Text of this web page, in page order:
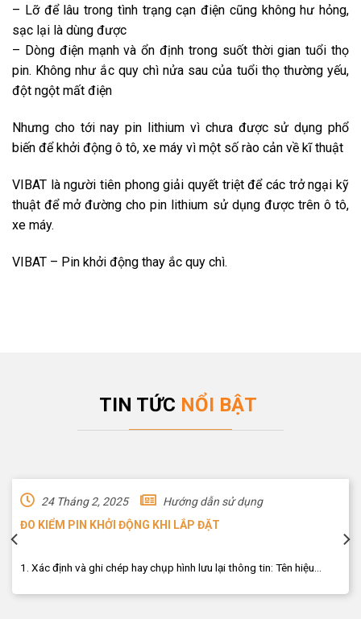
– Lỡ để lâu trong tình trạng cạn điện cũng không hư hỏng,
sạc lại là dùng được
– Dòng điện mạnh và ổn định trong suốt thời gian tuổi thọ
pin. Không như ắc quy chì nửa sau của tuổi thọ thường yếu,
đột ngột mất điện
Nhưng cho tới nay pin lithium vì chưa được sử dụng phổ
biến để khởi động ô tô, xe máy vì một số rào cản về kĩ thuật
VIBAT là người tiên phong giải quyết triệt để các trở ngại kỹ
thuật để mở đường cho pin lithium sử dụng được trên ô tô,
xe máy.
VIBAT – Pin khởi động thay ắc quy chì.
TIN TỨC NỔI BẬT
24 Tháng 2, 2025
Hướng dẫn sử dụng
ĐO KIỂM PIN KHỞI ĐỘNG KHI LẮP ĐẶT
1. Xác định và ghi chép hay chụp hình lưu lại thông tin: Tên hiệu...